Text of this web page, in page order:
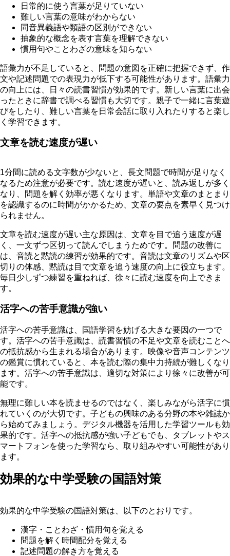
日常的に使う言葉が足りていない
難しい言葉の意味がわからない
同音異義語や類語の区別ができない
抽象的な概念を表す言葉を理解できない
慣用句やことわざの意味を知らない
語彙力が不足していると、問題の意図を正確に把握できず、作
文や記述問題での表現力が低下する可能性があります。語彙力
の向上には、日々の読書習慣が効果的です。新しい言葉に出会
ったときに辞書で調べる習慣も大切です。親子で一緒に言葉遊
びをしたり、難しい言葉を日常会話に取り入れたりすると楽し
く学習できます。
文章を読む速度が遅い
1分間に読める文字数が少ないと、長文問題で時間が足りなく
なるため注意が必要です。読む速度が遅いと、読み返しが多く
なり、問題を解く効率が悪くなります。単語や文章のまとまり
を認識するのに時間がかかるため、文章の要点を素早く見つけ
られません。
文章を読む速度が遅い主な原因は、文章を目で追う速度が遅
く、一文ずつ区切って読んでしまうためです。問題の改善に
は、音読と黙読の練習が効果的です。音読は文章のリズムや区
切りの体感、黙読は目で文章を追う速度の向上に役立ちます。
毎日少しずつ練習を重ねれば、徐々に読む速度を向上できま
す。
活字への苦手意識が強い
活字への苦手意識は、国語学習を妨げる大きな要因の一つで
す。活字への苦手意識は、読書習慣の不足や文章を読むことへ
の抵抗感から生まれる場合があります。映像や音声コンテンツ
の鑑賞に慣れていると、本を読む際の集中力持続が難しくなり
ます。活字への苦手意識は、適切な対策により徐々に改善が可
能です。
無理に難しい本を読ませるのではなく、楽しみながら活字に慣
れていくのが大切です。子どもの興味のある分野の本や雑誌か
ら始めてみましょう。デジタル機器を活用した学習ツールも効
果的です。活字への抵抗感が強い子どもでも、タブレットやス
マートフォンを使った学習なら、取り組みやすい可能性があり
ます。
効果的な中学受験の国語対策
効果的な中学受験の国語対策は、以下のとおりです。
漢字・ことわざ・慣用句を覚える
問題を解く時間配分を覚える
記述問題の解き方を覚える